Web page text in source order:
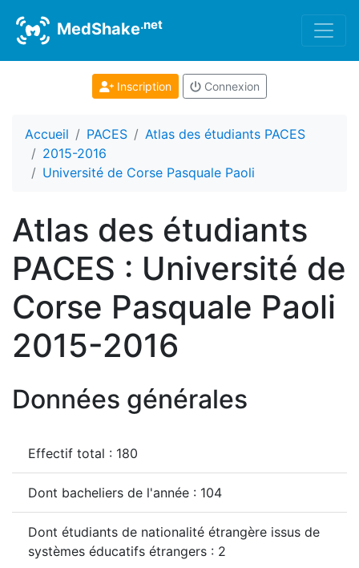
MedShake.net
Inscription Connexion
Accueil PACES
Atlas des étudiants PACES
2015-2016
Université de Corse Pasquale Paoli
Atlas des étudiants
PACES : Université de
Corse Pasquale Paoli
2015-2016
Données générales
Effectif total : 180
Dont bacheliers de l'année : 104
Dont étudiants de nationalité étrangère issus de
systèmes éducatifs étrangers : 2